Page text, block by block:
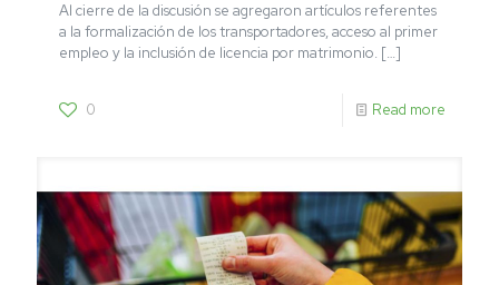
Al cierre de la discusión se agregaron artículos referentes
a la formalización de los transportadores, acceso al primer
empleo y la inclusión de licencia por matrimonio. […]
0 Read more